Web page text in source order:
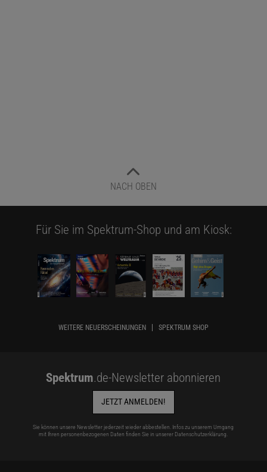
NACH OBEN
Für Sie im Spektrum-Shop und am Kiosk:
WEITERE NEUERSCHEINUNGEN SPEKTRUM SHOP
Spektrum.de-Newsletter abonnieren
JETZT ANMELDEN!
Sie können unsere Newsletter jederzeit wieder abbestellen. Infos zu unserem Umgang
mit Ihren personenbezogenen Daten finden Sie in unserer Datenschutzerklärung.